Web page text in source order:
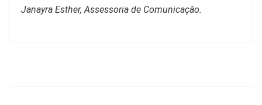
Janayra Esther, Assessoria de Comunicação.